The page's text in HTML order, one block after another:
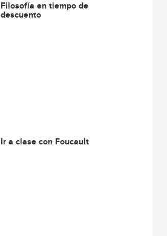
Filosofía en tiempo de
descuento
Ir a clase con Foucault